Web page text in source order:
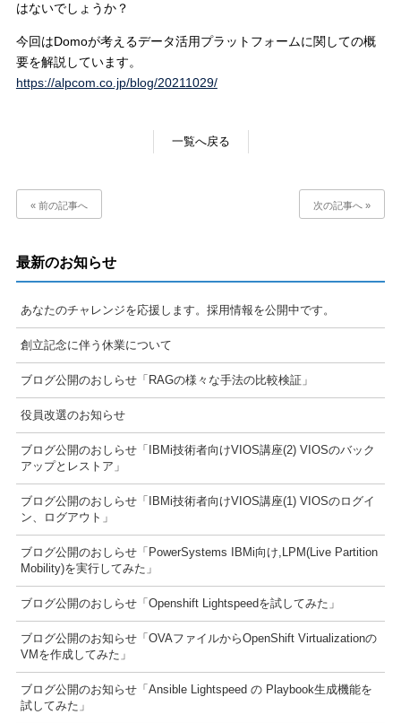
はないでしょうか？
今回はDomoが考えるデータ活用プラットフォームに関しての概
要を解説しています。
https://alpcom.co.jp/blog/20211029/
一覧へ戻る
« 前の記事へ 次の記事へ »
最新のお知らせ
あなたのチャレンジを応援します。採用情報を公開中です。
創立記念に伴う休業について
ブログ公開のおしらせ「RAGの様々な手法の比較検証」
役員改選のお知らせ
ブログ公開のおしらせ「IBMi技術者向けVIOS講座(2) VIOSのバック
アップとレストア」
ブログ公開のおしらせ「IBMi技術者向けVIOS講座(1) VIOSのログイ
ン、ログアウト」
ブログ公開のおしらせ「PowerSystems IBMi向け,LPM(Live Partition
Mobility)を実行してみた」
ブログ公開のおしらせ「Openshift Lightspeedを試してみた」
ブログ公開のお知らせ「OVAファイルからOpenShift Virtualizationの
VMを作成してみた」
ブログ公開のお知らせ「Ansible Lightspeed の Playbook生成機能を
試してみた」